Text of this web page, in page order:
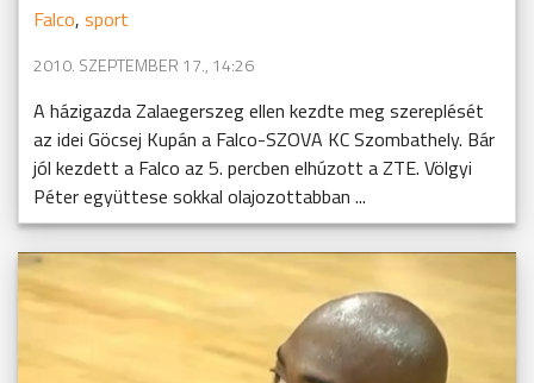
Falco, sport
2010. SZEPTEMBER 17., 14:26
A házigazda Zalaegerszeg ellen kezdte meg szereplését
az idei Göcsej Kupán a Falco-SZOVA KC Szombathely. Bár
jól kezdett a Falco az 5. percben elhúzott a ZTE. Völgyi
Péter együttese sokkal olajozottabban ...